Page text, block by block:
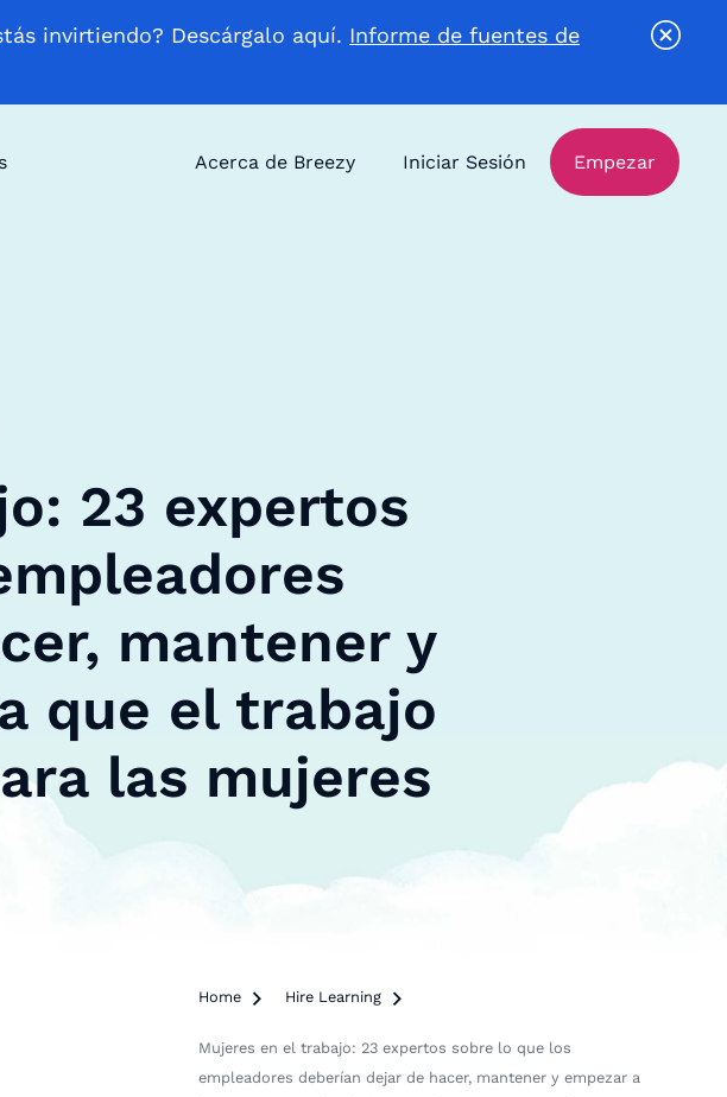
invirtiendo? Descárgalo aquí. Informe de fuentes de
Acerca de Breezy Iniciar Sesión Empezar
23 expertos
mantener y
que el trabajo
las mujeres
Home  Hire Learning 
Mujeres en el trabajo: 23 expertos sobre lo que los
empleadores deberían dejar de hacer, mantener y empezar a